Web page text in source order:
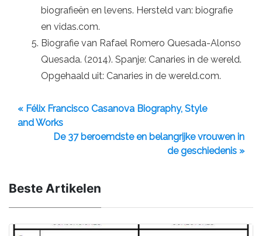
biografieën en levens. Hersteld van: biografie
en vidas.com.
Biografie van Rafael Romero Quesada-Alonso
Quesada. (2014). Spanje: Canaries in de wereld.
Opgehaald uit: Canaries in de wereld.com.
« Félix Francisco Casanova Biography, Style
and Works
De 37 beroemdste en belangrijke vrouwen in
de geschiedenis »
Beste Artikelen